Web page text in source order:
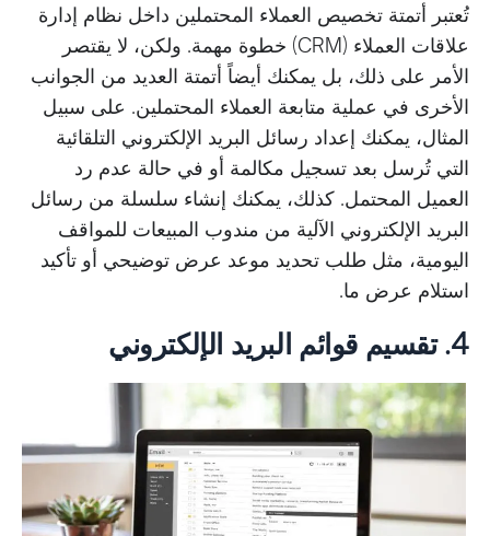
تُعتبر أتمتة تخصيص العملاء المحتملين داخل نظام إدارة
علاقات العملاء (CRM) خطوة مهمة. ولكن، لا يقتصر
الأمر على ذلك، بل يمكنك أيضاً أتمتة العديد من الجوانب
الأخرى في عملية متابعة العملاء المحتملين. على سبيل
المثال، يمكنك إعداد رسائل البريد الإلكتروني التلقائية
التي تُرسل بعد تسجيل مكالمة أو في حالة عدم رد
العميل المحتمل. كذلك، يمكنك إنشاء سلسلة من رسائل
البريد الإلكتروني الآلية من مندوب المبيعات للمواقف
اليومية، مثل طلب تحديد موعد عرض توضيحي أو تأكيد
استلام عرض ما.
4. تقسيم قوائم البريد الإلكتروني